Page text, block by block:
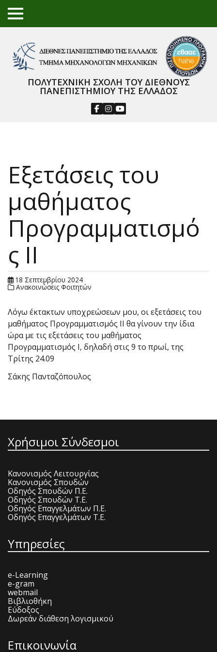
TO
GGL
NU
ΠΟΛΥΤΕΧΝΙΚΗ ΣΧΟΛΗ ΤΟΥ ΔΙΕΘΝΟΥΣ
ΠΑΝΕΠΙΣΤΗΜΙΟΥ ΤΗΣ ΕΛΛΑΔΟΣ
Εξετάσεις του
μαθήματος
Προγραμματισμό
ς ΙΙ
18 Σεπτεμβρίου 2024
Ανακοινώσεις Φοιτητών
Λόγω έκτακτων υποχρεώσεων μου, οι εξετάσεις του
μαθήματος Προγραμματισμός ΙΙ θα γίνουν την ίδια
ώρα με τις εξετάσεις του μαθήματος
Προγραμματισμός Ι, δηλαδή στις 9 το πρωί, της
Τρίτης 24.09
Σάκης Πανταζόπουλος
Χρήσιμοι Σύνδεσμοι
Κανονισμός Λειτουργίας
Κανονισμός Σπουδών
Οδηγός Σπουδών Π.Ε.
Οδηγός Σπουδών Τ.Ε.
Οδηγός Επαγγελμάτων Π.Ε.
Οδηγός Επαγγελμάτων Τ.Ε.
Υπηρεσίες
e-Learning
e-gram
webmail
Βιβλιοθήκη
Εύδοξος
Δωρεάν διάθεση λογισμικού
Επικοινωνία